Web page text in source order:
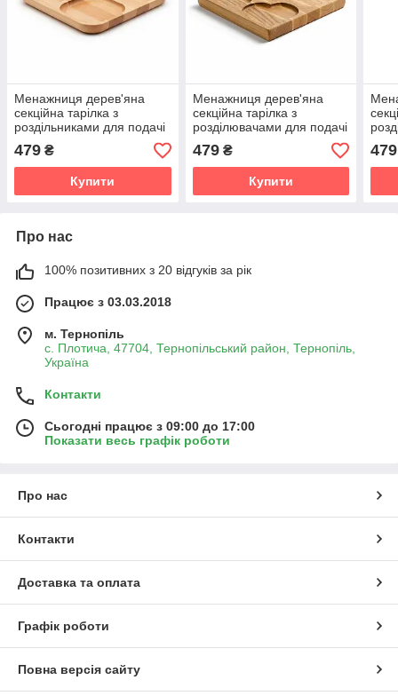
Менажниця дерев'яна
секційна тарілка з
роздільниками для подачі
"Хутір" ясень 24 см
479 ₴
Купити
Менажниця дерев'яна
секційна тарілка з
розділювачами для подачі
м'ясних страв та закусок
"Серця" ясень 24 см
479₴
Купити
479
Про нас
100% позитивних з 20 відгуків за рік
Працює з 03.03.2018
м. Тернопіль
с. Плотича, 47704, Тернопільський район, Тернопіль,
Україна
Контакти
Сьогодні працює з 09:00 до 17:00
Показати весь графік роботи
Про нас
Контакти
Доставка та оплата
Графік роботи
Повна версія сайту